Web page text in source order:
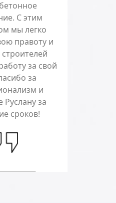
С этим
мы легко
правоту и
за свой
за
и
Руслану за
сроков!